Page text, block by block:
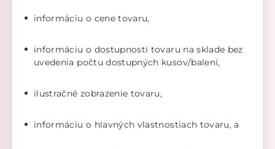
informáciu o cene tovaru,
informáciu o dostupnosti tovaru na sklade bez
uvedenia počtu dostupných kusov/balení,
ilustračné zobrazenie tovaru,
informáciu o hlavných vlastnostiach tovaru, a